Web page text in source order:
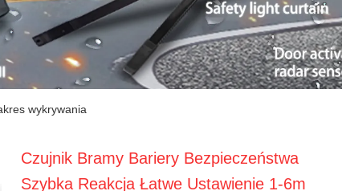
wykrywania
Czujnik Bramy Bariery Bezpieczeństwa
Szybka Reakcja Łatwe Ustawienie 1-6m